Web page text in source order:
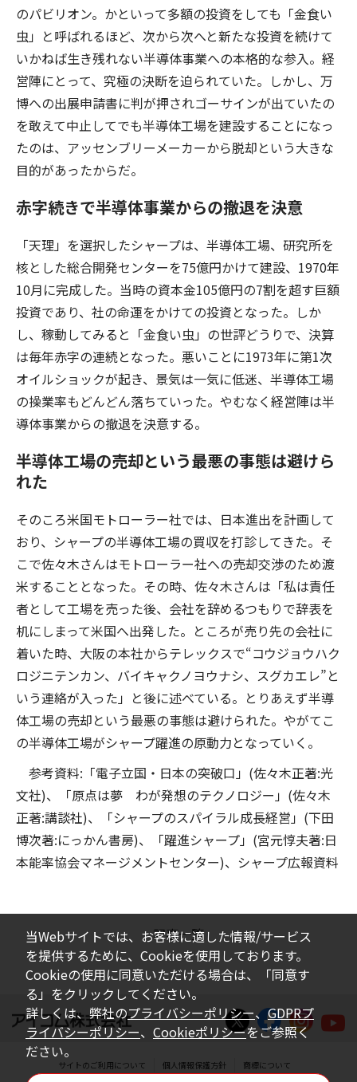
のパビリオン。かといって多額の投資をしても「金食い
虫」と呼ばれるほど、次から次へと新たな投資を続けて
いかねば生き残れない半導体事業への本格的な参入。経
営陣にとって、究極の決断を迫られていた。しかし、万
博への出展申請書に判が押されゴーサインが出ていたの
を敢えて中止してでも半導体工場を建設することになっ
たのは、アッセンブリーメーカーから脱却という大きな
目的があったからだ。
赤字続きで半導体事業からの撤退を決意
「天理」を選択したシャープは、半導体工場、研究所を
核とした総合開発センターを75億円かけて建設、1970年
10月に完成した。当時の資本金105億円の7割を超す巨額
投資であり、社の命運をかけての投資となった。しか
し、稼動してみると「金食い虫」の世評どうりで、決算
は毎年赤字の連続となった。悪いことに1973年に第1次
オイルショックが起き、景気は一気に低迷、半導体工場
の操業率もどんどん落ちていった。やむなく経営陣は半
導体事業からの撤退を決意する。
半導体工場の売却という最悪の事態は避けら
れた
そのころ米国モトローラー社では、日本進出を計画して
おり、シャープの半導体工場の買収を打診してきた。そ
こで佐々木さんはモトローラー社への売却交渉のため渡
米することとなった。その時、佐々木さんは「私は責任
者として工場を売った後、会社を辞めるつもりで辞表を
机にしまって米国へ出発した。ところが売り先の会社に
着いた時、大阪の本社からテレックスで“コウジョウハク
ロジニテンカン、バイキャクノヨウナシ、スグカエレ”と
いう連絡が入った」と後に述べている。とりあえず半導
体工場の売却という最悪の事態は避けられた。やがてこ
の半導体工場がシャープ躍進の原動力となっていく。
参考資料:「電子立国・日本の突破口」(佐々木正著:光
文社)、「原点は夢 わが発想のテクノロジー」(佐々木
正著:講談社)、「シャープのスパイラル成長経営」(下田
博次著:にっかん書房)、「躍進シャープ」(宮元惇夫著:日
本能率協会マネージメントセンター)、シャープ広報資料
記事一覧
サイトのご利用について 個人情報保護方針 商標について
当Webサイトでは、お客様に適した情報/サービス
を提供するために、Cookieを使用しております。
Cookieの使用に同意いただける場合は、「同意す
る」をクリックしてください。
詳しくは、弊社のプライバシーポリシー、GDPRプ
ライバシーポリシー、 Cookieポリシーをご参照く
ださい。